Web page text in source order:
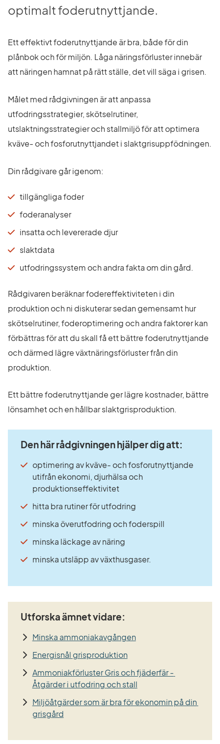
optimalt foderutnyttjande.
Ett effektivt foderutnyttjande är bra, både för din
plånbok och för miljön. Låga näringsförluster innebär
att näringen hamnat på rätt ställe, det vill säga i grisen.
Målet med rådgivningen är att anpassa
utfodringsstrategier, skötselrutiner,
utslaktningsstrategier och stallmiljö för att optimera
kväve- och fosforutnyttjandet i slaktgrisuppfödningen.
Din rådgivare går igenom:
tillgängliga foder
foderanalyser
insatta och levererade djur
slaktdata
utfodringssystem och andra fakta om din gård.
Rådgivaren beräknar fodereffektiviteten i din
produktion och ni diskuterar sedan gemensamt hur
skötselrutiner, foderoptimering och andra faktorer kan
förbättras för att du skall få ett bättre foderutnyttjande
och därmed lägre växtnäringsförluster från din
produktion.
Ett bättre foderutnyttjande ger lägre kostnader, bättre
lönsamhet och en hållbar slaktgrisproduktion.
Den här rådgivningen hjälper dig att:
optimering av kväve- och fosforutnyttjande
utifrån ekonomi, djurhälsa och
produktionseffektivitet
hitta bra rutiner för utfodring
minska överutfodring och foderspill
minska läckage av näring
minska utsläpp av växthusgaser.
Utforska ämnet vidare:
Minska ammoniakavgången
Energisnål grisproduktion
Ammoniakförluster Gris och fjäderfär -
Åtgärder i utfodring och stall
Miljöåtgärder som är bra för ekonomin på din
grisgård